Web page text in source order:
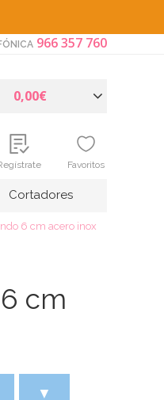
966 357 760
0,00€
Favoritos
Cortadores
6 cm acero inox
cm
▼